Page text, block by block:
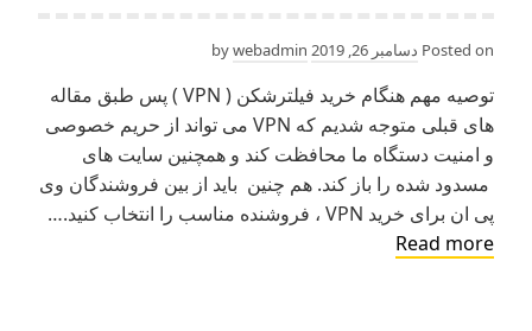
Posted on دسامبر 26, 2019 webadmin
توصیه مهم هنگام خرید فیلترشکن ( VPN ) پس طبق مقاله
های قبلی متوجه شدیم که VPN می تواند از حریم خصوصی
و امنیت دستگاه ما محافظت کند و همچنین سایت های
مسدود شده را باز کند. هم چنین باید از بین فروشندگان وی
پی ان برای خرید VPN ، فروشنده مناسب را انتخاب کنید.…
Read more